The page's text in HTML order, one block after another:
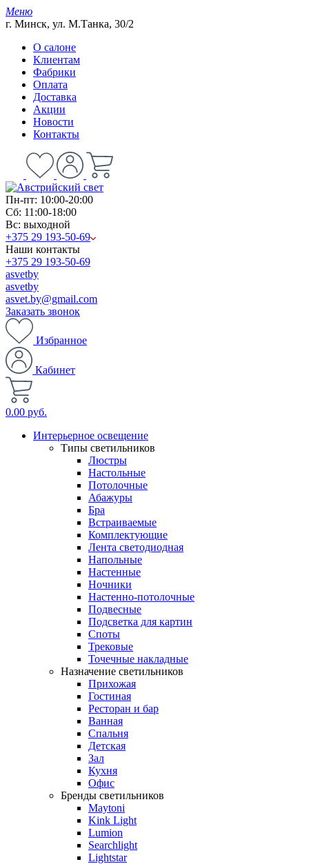
Меню
г. Минск, ул. М.Танка, 30/2
О салоне
Клиентам
Фабрики
Оплата
Доставка
Акции
Новости
Контакты
Пн-пт: 10:00-20:00
Сб: 11:00-18:00
Вс: выходной
+375 29 193-50-69
Наши контакты
+375 29 193-50-69
asvetby
asvetby
asvet.by@gmail.com
Заказать звонок
Избранное
Кабинет
0.00 руб.
Интерьерное освещение
Типы светильников
Люстры
Настольные
Потолочные
Абажуры
Бра
Встраиваемые
Комплектующие
Лента светодиодная
Напольные
Настенные
Ночники
Настенно-потолочные
Подвесные
Подсветка для картин
Споты
Трековые
Точечные накладные
Назначение светильников
Прихожая
Гостиная
Ресторан и бар
Ванная
Спальня
Детская
Зал
Кухня
Офис
Бренды светильников
Maytoni
Kink Light
Lumion
Searchlight
Lightstar